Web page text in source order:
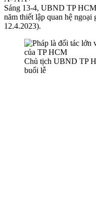
Sáng 13-4, UBND TP
năm thiết lập quan hệ
12.4.2023).
Chủ tịch UBND TP
buổi lễ